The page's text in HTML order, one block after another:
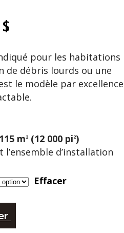
$
pour les habitations
de débris lourds ou une
le modèle par excellence
m2 (12 000 pi2)
d’installation
Effacer